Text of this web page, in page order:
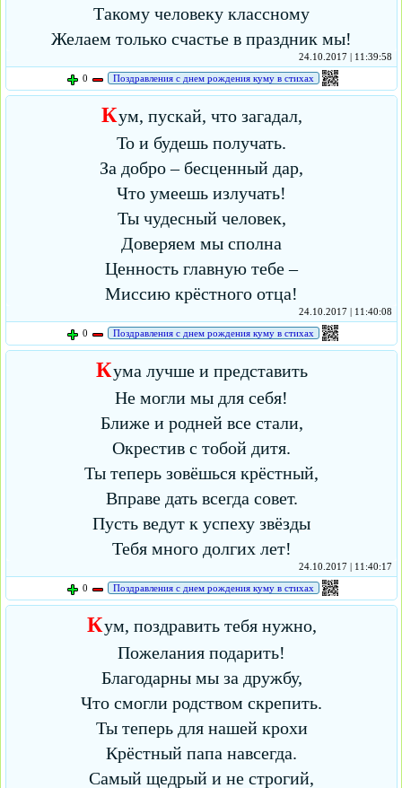
Такому человеку классному
Желаем только счастье в праздник мы!
24.10.2017 | 11:39:58
0
Поздравления с днем рождения куму в стихах
Кум, пускай, что загадал,
То и будешь получать.
За добро – бесценный дар,
Что умеешь излучать!
Ты чудесный человек,
Доверяем мы сполна
Ценность главную тебе –
Миссию крёстного отца!
24.10.2017 | 11:40:08
0
Поздравления с днем рождения куму в стихах
Кума лучше и представить
Не могли мы для себя!
Ближе и родней все стали,
Окрестив с тобой дитя.
Ты теперь зовёшься крёстный,
Вправе дать всегда совет.
Пусть ведут к успеху звёзды
Тебя много долгих лет!
24.10.2017 | 11:40:17
0
Поздравления с днем рождения куму в стихах
Кум, поздравить тебя нужно,
Пожелания подарить!
Благодарны мы за дружбу,
Что смогли родством скрепить.
Ты теперь для нашей крохи
Крёстный папа навсегда.
Самый щедрый и не строгий,